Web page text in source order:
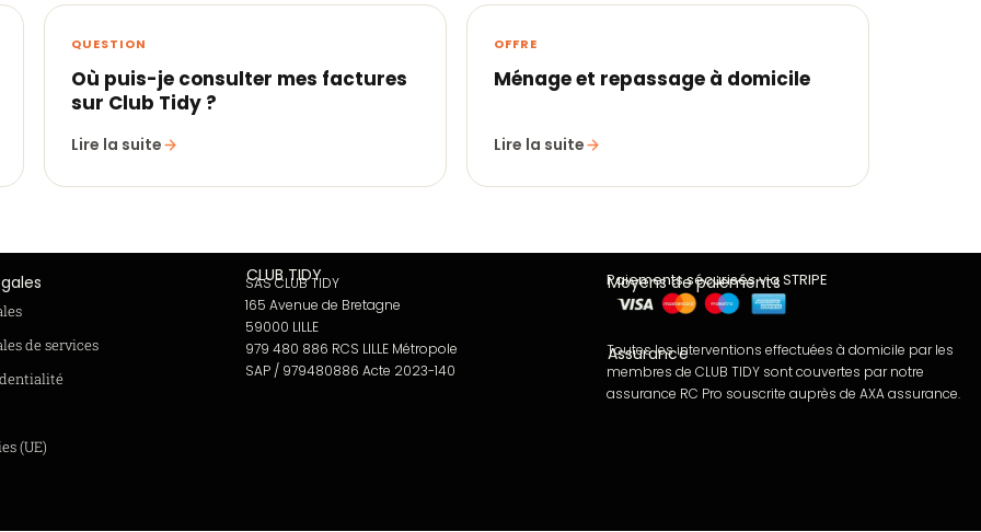
QUESTION
Où puis-je consulter mes factures
sur Club Tidy ?
Lire la suite
OFFRE
Ménage et repassage à domicile
Lire la suite
de services
(UE)
CLUB TIDY
SAS CLUB TIDY
165 Avenue de Bretagne
59000 LILLE
979 480 886 RCS LILLE Métropole
SAP / 979480886 Acte 2023-140
Moyens de paiements
Paiements sécurisés via STRIPE
Assurance
Toutes les interventions effectuées à domicile par les
membres de CLUB TIDY sont couvertes par notre
assurance RC Pro souscrite auprès de AXA assurance.